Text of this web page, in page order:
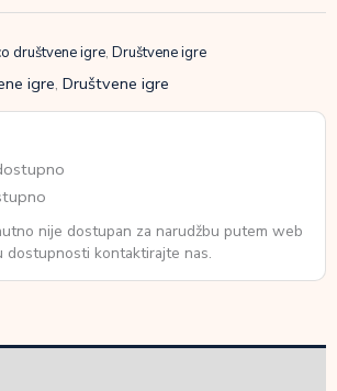
društvene igre, Društvene igre
igre, Društvene igre
nije dostupan za narudžbu putem web
dostupnosti kontaktirajte nas.